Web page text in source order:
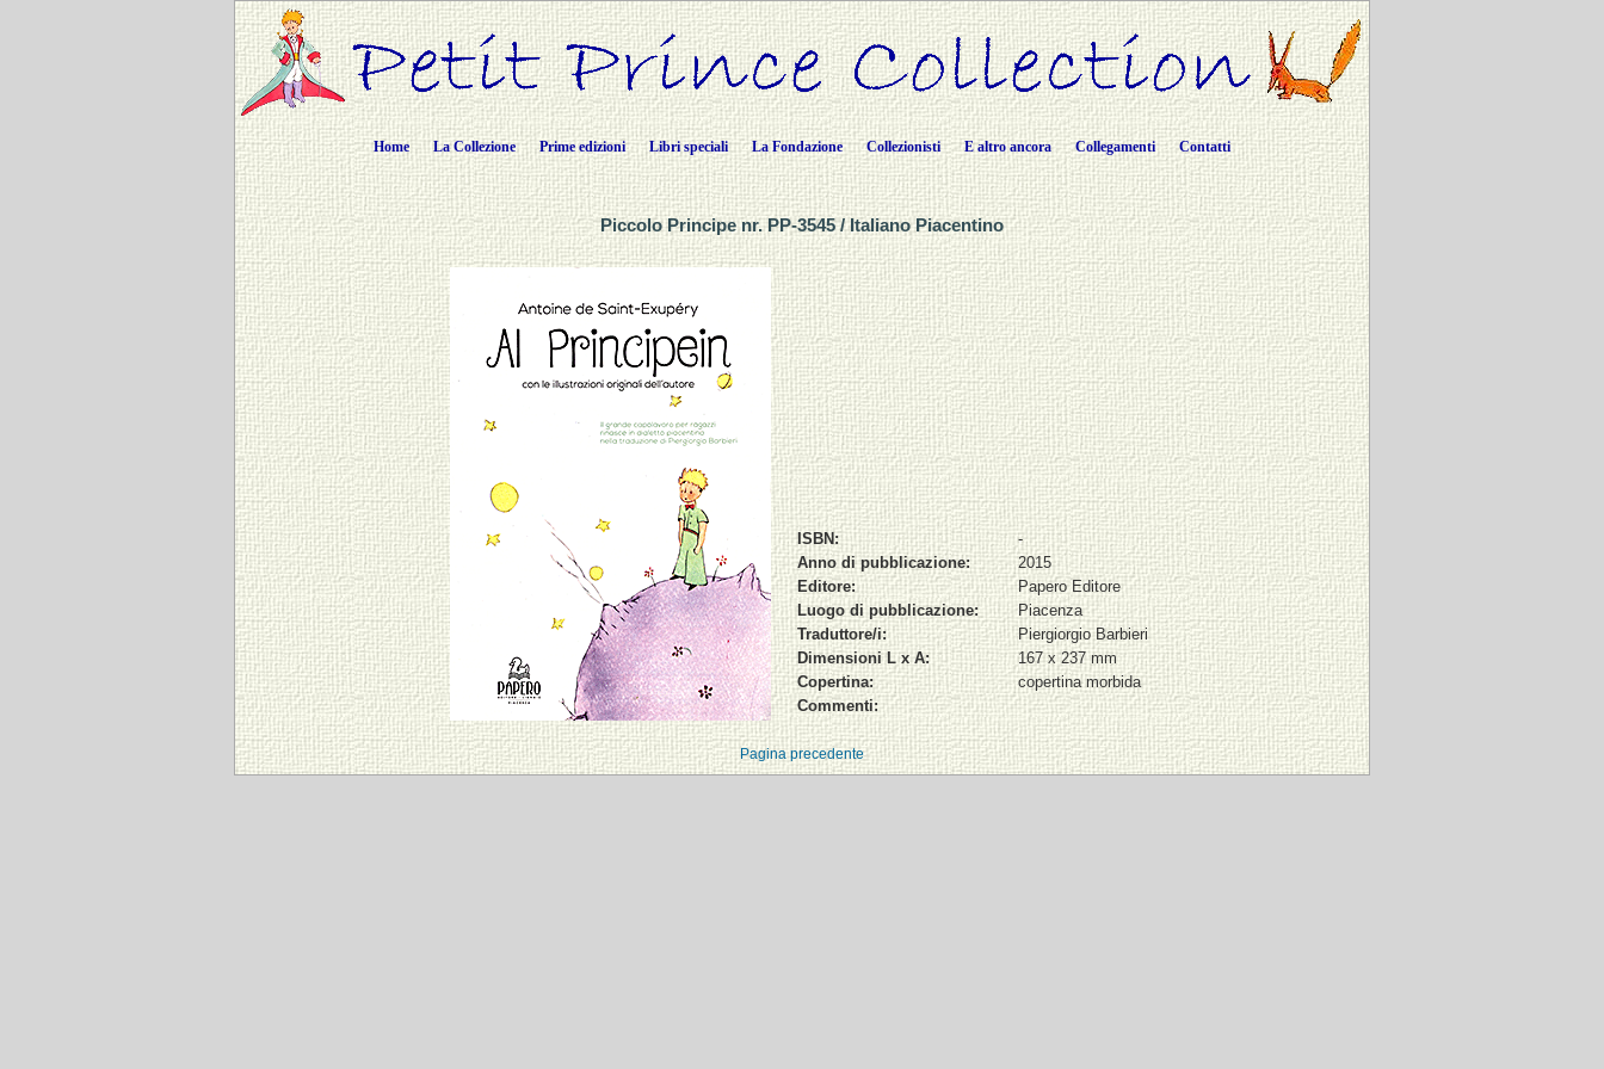
Home La Collezione Prime edizioni Libri speciali La Fondazione Collezionisti E altro ancora Collegamenti Contatti
Piccolo Principe nr. PP-3545 / Italiano Piacentino
ISBN:
-
Anno di pubblicazione:
2015
Editore:
Papero Editore
Luogo di pubblicazione:
Piacenza
Traduttore/i:
Piergiorgio Barbieri
Dimensioni L x A:
167 x 237 mm
Copertina:
copertina morbida
Commenti:
Pagina precedente